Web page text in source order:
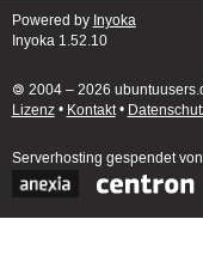
Powered by Inyoka
Inyoka 1.52.10
🄯 2004 – 2026
Lizenz• Kontakt•
Serverhosting gespendet von